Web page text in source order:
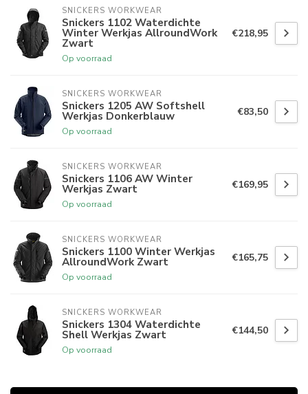
SNICKERS WORKWEAR
Snickers 1102 Waterdichte
Winter Werkjas AllroundWork
Zwart
Op voorraad
€218,95
SNICKERS WORKWEAR
Snickers 1205 AW Softshell
Werkjas Donkerblauw
Op voorraad
€83,50
SNICKERS WORKWEAR
Snickers 1106 AW Winter
Werkjas Zwart
Op voorraad
€169,95
SNICKERS WORKWEAR
Snickers 1100 Winter Werkjas
AllroundWork Zwart
Op voorraad
€165,75
SNICKERS WORKWEAR
Snickers 1304 Waterdichte
Shell Werkjas Zwart
Op voorraad
€144,50